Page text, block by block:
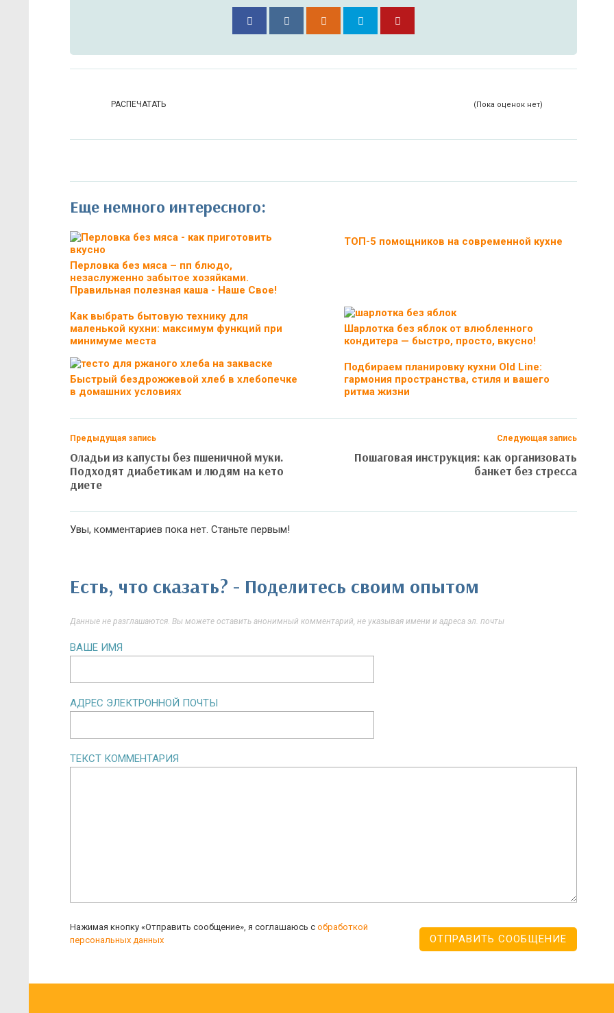
РАСПЕЧАТАТЬ (Пока оценок нет)
Еще немного интересного:
Перловка без мяса – пп блюдо,
незаслуженно забытое хозяйками.
Правильная полезная каша - Наше Свое!
ТОП-5 помощников на современной кухне
Как выбрать бытовую технику для
маленькой кухни: максимум функций при
минимуме места
Шарлотка без яблок от влюбленного
кондитера — быстро, просто, вкусно!
Быстрый бездрожжевой хлеб в хлебопечке
в домашних условиях
Подбираем планировку кухни Old Line:
гармония пространства, стиля и вашего
ритма жизни
Предыдущая запись
Оладьи из капусты без пшеничной муки.
Подходят диабетикам и людям на кето
диете
Следующая запись
Пошаговая инструкция: как организовать
банкет без стресса
Увы, комментариев пока нет. Станьте первым!
Есть, что сказать? - Поделитесь своим опытом
Данные не разглашаются. Вы можете оставить анонимный комментарий, не указывая имени и адреса эл. почты
ВАШЕ ИМЯ
АДРЕС ЭЛЕКТРОННОЙ ПОЧТЫ
ТЕКСТ КОММЕНТАРИЯ
Нажимая кнопку «Отправить сообщение», я соглашаюсь с обработкой
персональных данных